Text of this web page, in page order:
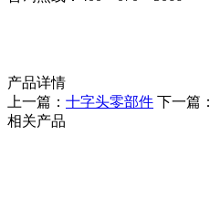
产品详情
上一篇： 十字头零部件 下一篇：
相关产品